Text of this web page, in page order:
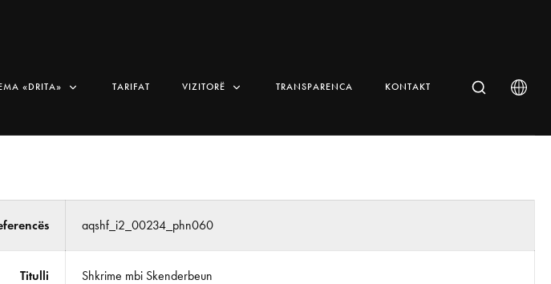
«DRITA» TARIFAT VIZITORË TRANSPARENCA KONTAKT
aqshf_i2_00234_phn060
Titulli Shkrime mbi Skenderbeun